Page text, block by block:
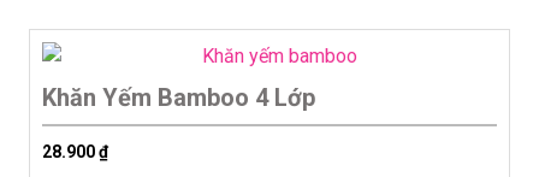
Khăn Yếm Bamboo 4 Lớp
28.900₫